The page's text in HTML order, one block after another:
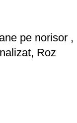
pe norisor ,
Roz